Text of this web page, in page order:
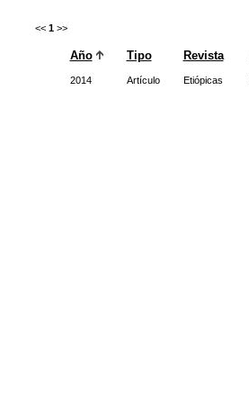
<< 1 >>
Año Tipo Revista
2014 Artículo Etiópicas